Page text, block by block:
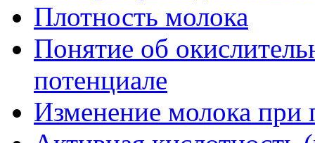
Плотность молока
Понятие об
потенциале
Изменение молока